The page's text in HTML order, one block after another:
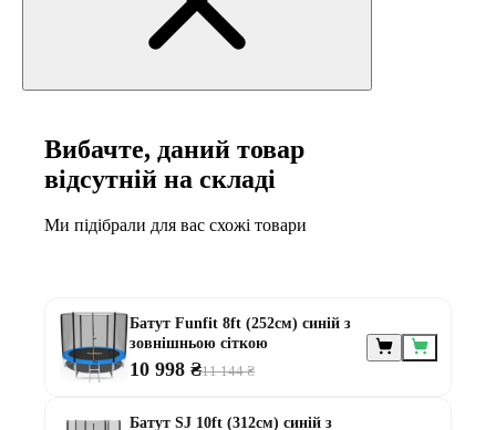
Письмові та комп'ютерні столи
Офісні крісла та стільці
кемпінгу
призначенням
Вибачте, даний товар
відсутній на складі
Ми підібрали для вас схожі товари
Батут Funfit 8ft (252см) синій з
зовнішньою сіткою
10 998 ₴11 144 ₴
Батут SJ 10ft (312см) синій з